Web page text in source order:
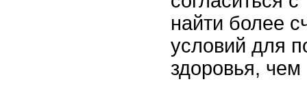
найти более
условий для
здоровья, чем